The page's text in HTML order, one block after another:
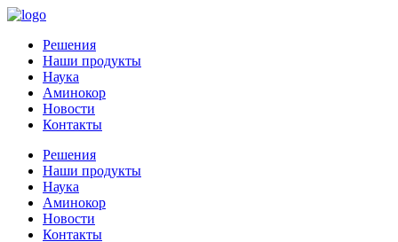
Решения
Наши продукты
Наука
Аминокор
Новости
Контакты
Решения
Наши продукты
Наука
Аминокор
Новости
Контакты